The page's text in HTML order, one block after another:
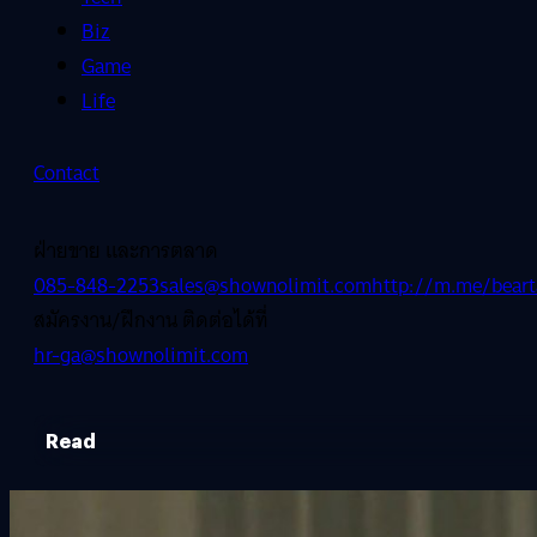
Biz
Game
Life
Contact
ฝ่ายขาย และการตลาด
085-848-2253sales@shownolimit.comhttp://m.me/
สมัครงาน/ฝึกงาน ติดต่อได้ที่
hr-ga@shownolimit.com
Read